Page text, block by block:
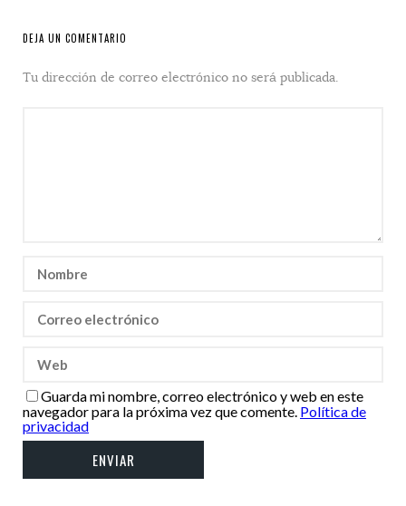
DEJA UN COMENTARIO
Tu dirección de correo electrónico no será publicada.
Guarda mi nombre, correo electrónico y web en este
navegador para la próxima vez que comente. Política de
privacidad